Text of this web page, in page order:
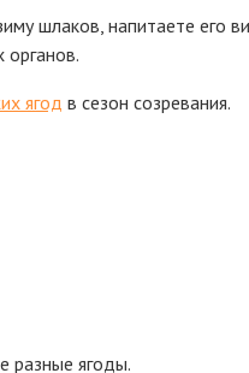
шлаков, напитаете
органов.
ягод в сезон созревания.
разные ягоды.